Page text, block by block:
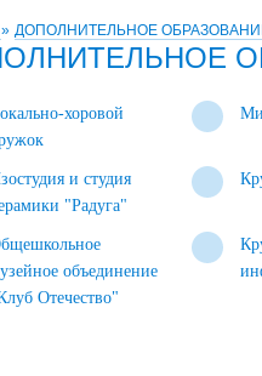
» ДОПОЛНИТЕЛЬНОЕ
хоровой
и студия
"Радуга"
объединение
Отечество"